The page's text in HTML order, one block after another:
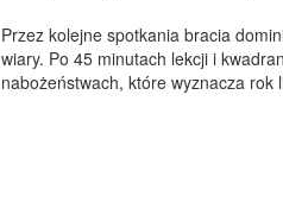
Przez kolejne spotkania bracia
wiary. Po 45 minutach lekcji i
nabożeństwach, które wyznacza rok